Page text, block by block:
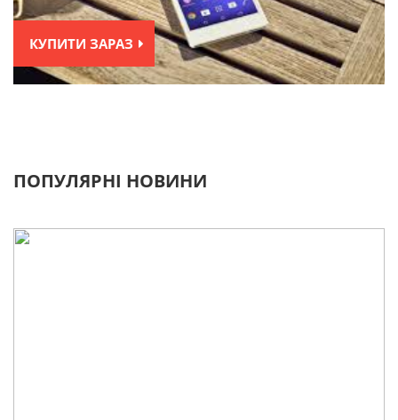
КУПИТИ ЗАРАЗ
ПОПУЛЯРНІ НОВИНИ